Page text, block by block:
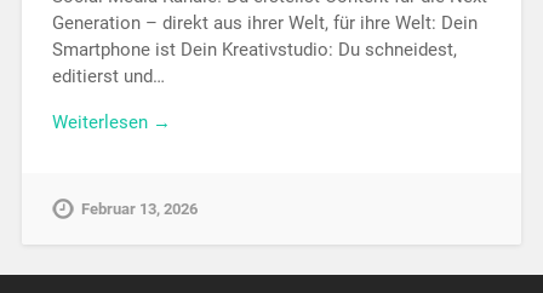
Generation – direkt aus ihrer Welt, für ihre Welt: Dein
Smartphone ist Dein Kreativstudio: Du schneidest,
editierst und…
Weiterlesen →
Februar 13, 2026